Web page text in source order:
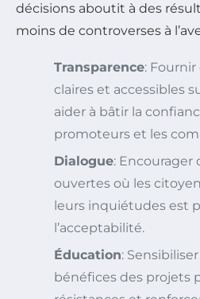
décisions aboutit à des
moins de controverses à
Transparence:
claires et accessibles
aider à bâtir la
promoteurs et les
Dialogue: Encourager
ouvertes où les
leurs inquiétudes est
l’acceptabilité.
Éducation:
bénéfices des projets